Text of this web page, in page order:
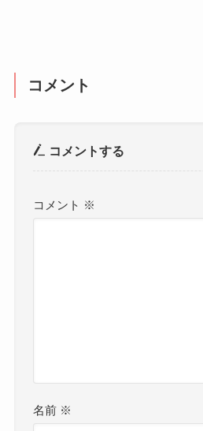
コメント
コメントする
コメント ※
名前 ※